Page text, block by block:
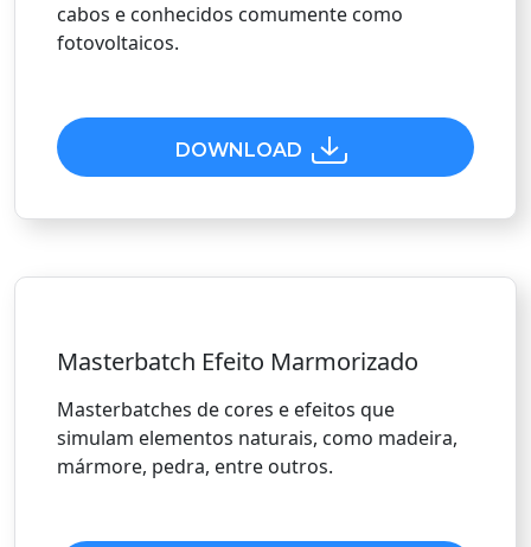
cabos e conhecidos comumente como
fotovoltaicos.
DOWNLOAD
Masterbatch Efeito Marmorizado
Masterbatches de cores e efeitos que
simulam elementos naturais, como madeira,
mármore, pedra, entre outros.